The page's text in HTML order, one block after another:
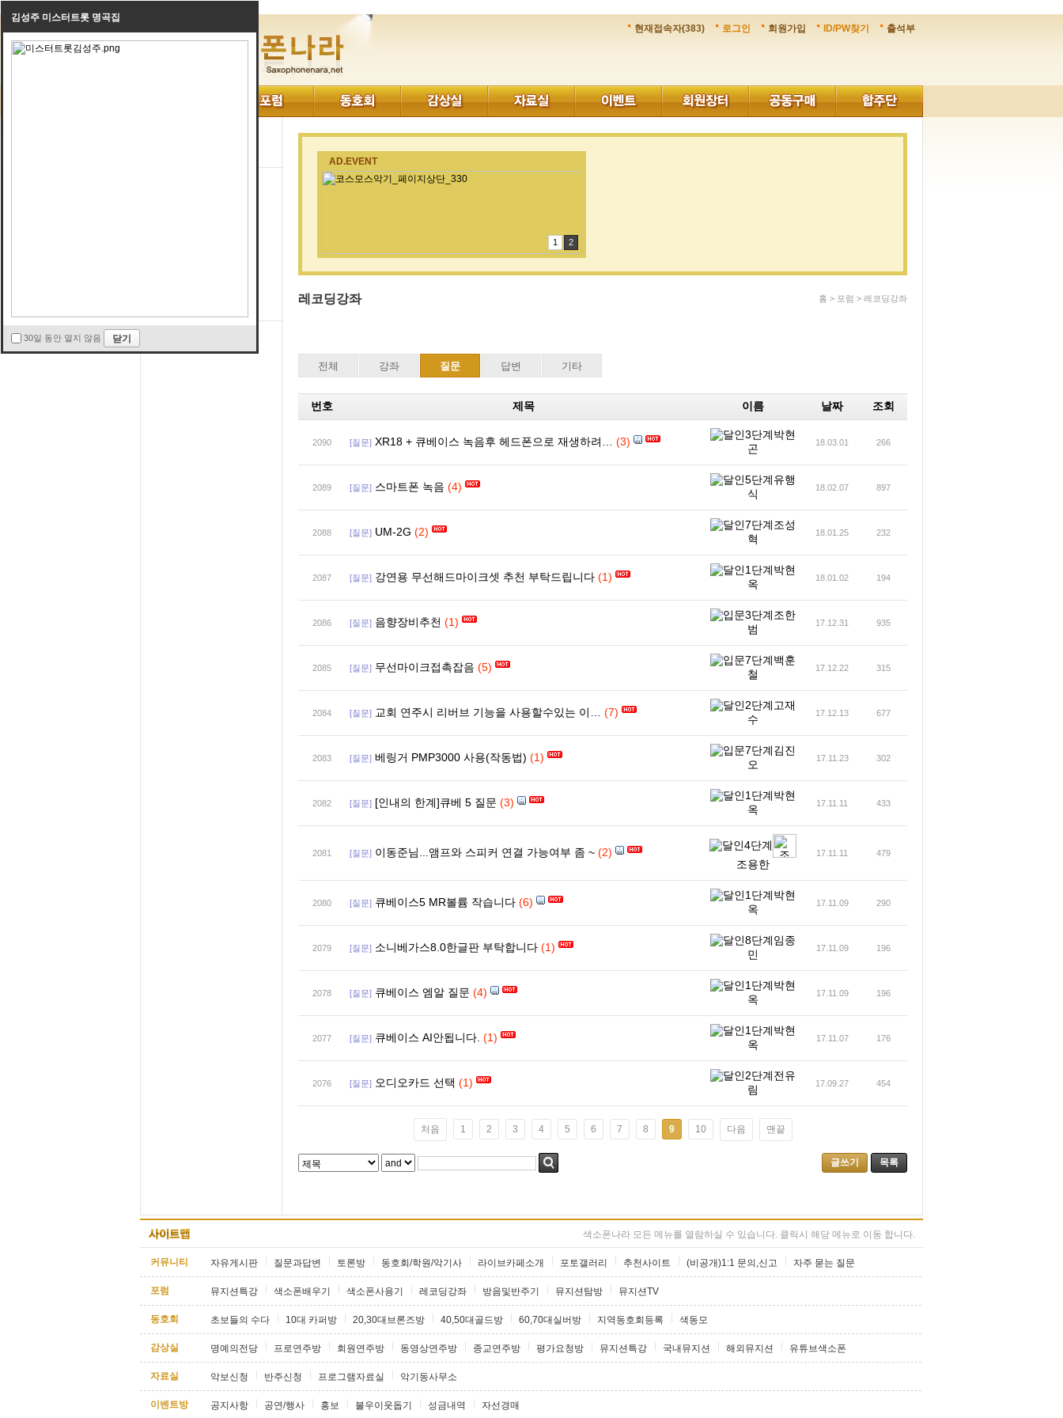
현재접속자(383) 로그인 회원가입 ID/PW찾기 출석부
AD.EVENT
1 2
레코딩강좌 홈 > 포럼 > 레코딩강좌
전체 강좌 질문 답변 기타
번호 제목 이름 날짜 조회
2090 [질문] XR18 + 큐베이스 녹음후 헤드폰으로 재생하려… (3)
박현
곤
18.03.01 266
2089 [질문] 스마트폰 녹음 (4)
유행
식
18.02.07 897
2088 [질문] UM-2G (2)
조성
혁
18.01.25 232
2087 [질문] 강연용 무선해드마이크셋 추천 부탁드립니다 (1)
박현
옥
18.01.02 194
2086 [질문] 음향장비추천 (1)
조한
범
17.12.31 935
2085 [질문] 무선마이크접촉잡음 (5)
백훈
철
17.12.22 315
2084 [질문] 교회 연주시 리버브 기능을 사용할수있는 이… (7)
고재
수
17.12.13 677
2083 [질문] 베링거 PMP3000 사용(작동법) (1)
김진
오
17.11.23 302
2082 [질문] [인내의 한계]큐베 5 질문 (3)
박현
옥
17.11.11 433
2081 [질문] 이동준님...앰프와 스피커 연결 가능여부 좀 ~ (2)
조용한
17.11.11 479
2080 [질문] 큐베이스5 MR볼륨 작습니다 (6)
박현
옥
17.11.09 290
2079 [질문] 소니베가스8.0한글판 부탁합니다 (1)
임종
민
17.11.09 196
2078 [질문] 큐베이스 엠알 질문 (4)
박현
옥
17.11.09 196
2077 [질문] 큐베이스 AI안됩니다. (1)
박현
옥
17.11.07 176
2076 [질문] 오디오카드 선택 (1)
전유
림
17.09.27 454
처음 1 2 3 4 5 6 7 8 9 10 다음 맨끝
글쓰기 목록
색소폰나라 모든 메뉴를 열람하실 수 있습니다. 클릭시 해당 메뉴로 이동 합니다.
커뮤니티 자유게시판 질문과답변 토론방 동호회/학원/악기사 라이브카페소개 포토갤러리 추천사이트 (비공개)1:1 문의,신고 자주 묻는 질문
포럼 뮤지션특강 색소폰배우기 색소폰사용기 레코딩강좌 방음및반주기 뮤지션탐방 뮤지션TV
동호회 초보들의 수다 10대 카퍼방 20,30대브론즈방 40,50대골드방 60,70대실버방 지역동호회등록 색동모
감상실 명예의전당 프로연주방 회원연주방 동영상연주방 종교연주방 평가요청방 뮤지션특강 국내뮤지션 해외뮤지션 유튜브색소폰
자료실 악보신청 반주신청 프로그램자료실 악기동사무소
이벤트방 공지사항 공연/행사 홍보 불우이웃돕기 성금내역 자선경매
김성주 미스터트롯 명곡집
30일 동안 열지 않음